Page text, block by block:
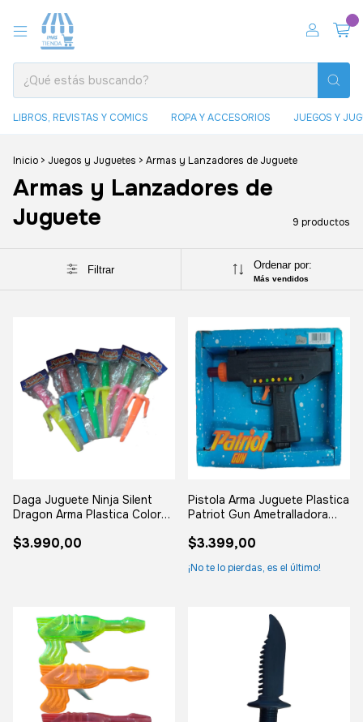
LIBROS, REVISTAS Y COMICS ROPA Y ACCESORIOS JUEGOS Y
Inicio > Juegos y Juguetes > Armas y Lanzadores de Juguete
Armas y Lanzadores de
Juguete
9 productos
Filtrar Ordenar por:
Más vendidos
Daga Juguete Ninja Silent
Dragon Arma Plastica Colores
$3.990,00
Pistola Arma Juguete Plastica
Patriot Gun Ametralladora
$3.399,00
¡No te lo pierdas, es el último!